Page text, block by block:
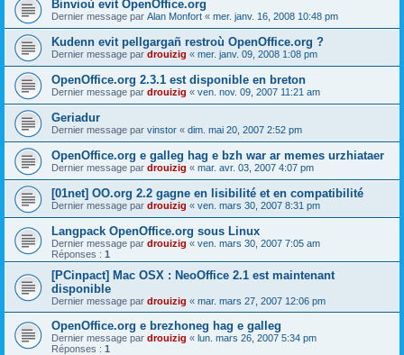
Binvioù evit OpenOffice.org
Dernier message par Alan Monfort « mer. janv. 16, 2008 10:48 pm
Kudenn evit pellgargañ restroù OpenOffice.org ?
Dernier message par drouizig « mer. janv. 09, 2008 1:08 pm
OpenOffice.org 2.3.1 est disponible en breton
Dernier message par drouizig « ven. nov. 09, 2007 11:21 am
Geriadur
Dernier message par vinstor « dim. mai 20, 2007 2:52 pm
OpenOffice.org e galleg hag e bzh war ar memes urzhiataer
Dernier message par drouizig « mar. avr. 03, 2007 4:07 pm
[01net] OO.org 2.2 gagne en lisibilité et en compatibilité
Dernier message par drouizig « ven. mars 30, 2007 8:31 pm
Langpack OpenOffice.org sous Linux
Dernier message par drouizig « ven. mars 30, 2007 7:05 am
Réponses : 1
[PCinpact] Mac OSX : NeoOffice 2.1 est maintenant
disponible
Dernier message par drouizig « mar. mars 27, 2007 12:06 pm
OpenOffice.org e brezhoneg hag e galleg
Dernier message par drouizig « lun. mars 26, 2007 5:34 pm
Réponses : 1